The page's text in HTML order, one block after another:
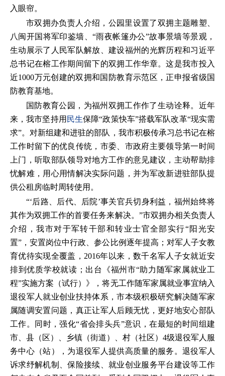
入眼帘。
市双拥办负责人介绍，公园里设置了双拥主题雕塑、
八闽开国将军印鉴墙、“雨夜帐篷办公”故事景墙等景观，
生动展示了人民军队解放、建设福州的光辉历程和习近平
总书记在榕工作期间留下的双拥工作华章。这是我市投入
近1000万元创建的双拥和国防教育示范区，正申报省级国
防教育基地。
国防教育公园，为福州双拥工作作了生动诠释。近年
来，我市坚持用 民生保障“政策快车”搭载军队改革“现实需
求”。对新组建和进驻的部队，我市积极传承习总书记在榕
工作时留下的优良传统，市委、市政府主要领导第一时间
上门，听取部队领导对地方工作的意见建议，主动帮助排
忧解难，用心用情解决实际问题，并为军改新进驻部队提
供公租房临时周转使用。
“‘后路、后代、后院’事关官兵切身利益，福州始终将
其作为双拥工作的首要任务来解决。”市双拥办相关负责人
介绍，我市对于军转干部和转业士官全部实行“阳光安
置”，安置岗位中行政、参公比例逐年提高；对军人子女教
育优待实现全覆盖，2016年以来，数千名军人子女就近安
排到优质学校就读；出台《福州市“助力随军家属就业工
程”实施方案（试行）》，将无工作随军家属就业事宜纳入
退役军人就业创业扶持体系，市本级积极研究解决随军家
属随调安置问题，真正让军人后顾无忧，更好地安心部队
工作。同时，强化“省会排头兵”意识，在最短的时间组建
市、县（区）、乡镇（街道）、村（社区）4级退役军人服
务中心（站），为退役军人提供高质量的服务。退役军人
诉求纾解机制、保险接续、就业创业服务平台建设等工作